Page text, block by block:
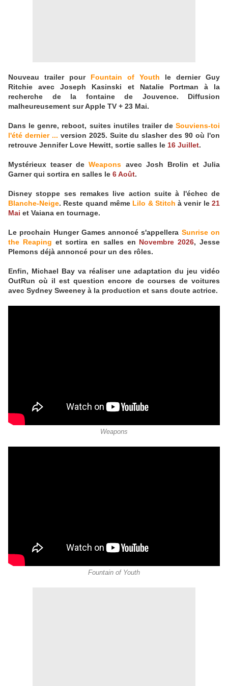
Nouveau trailer pour Fountain of Youth le dernier Guy
Ritchie avec Joseph Kasinski et Natalie Portman à la
recherche de la fontaine de Jouvence. Diffusion
malheureusement sur Apple TV + 23 Mai.
Dans le genre, reboot, suites inutiles trailer de Souviens-toi
l'été dernier ... version 2025. Suite du slasher des 90 où l'on
retrouve Jennifer Love Hewitt, sortie salles le 16 Juillet.
Mystérieux teaser deWeapons avec Josh Brolin et Julia
Garner qui sortira en salles le 6 Août.
Disney stoppe ses remakes live action suite à l'échec de
Blanche-Neige. Reste quand même Lilo & Stitchà venir le21
Mai et Vaiana en tournage.
Le prochain Hunger Games annoncé s'appellera Sunrise on
the Reaping et sortira en salles en Novembre 2026, Jesse
Plemons déjà annoncé pour un des rôles.
Enfin, Michael Bay va réaliser une adaptation du jeu vidéo
OutRun où il est question encore de courses de voitures
avec Sydney Sweeney à la production et sans doute actrice.
Weapons
Fountain of Youth